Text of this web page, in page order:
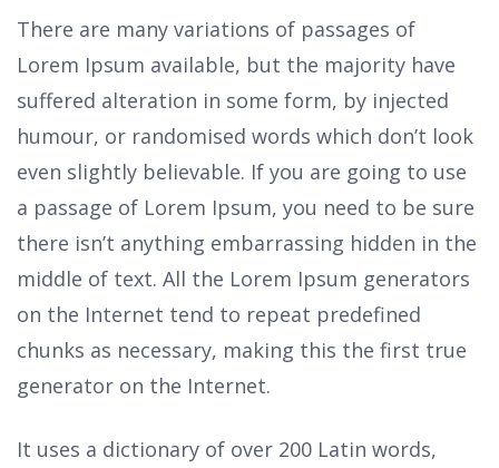
There are many variations of passages of
Lorem Ipsum available, but the majority have
suffered alteration in some form, by injected
humour, or randomised words which don’t look
even slightly believable. If you are going to use
a passage of Lorem Ipsum, you need to be sure
there isn’t anything embarrassing hidden in the
middle of text. All the Lorem Ipsum generators
on the Internet tend to repeat predefined
chunks as necessary, making this the first true
generator on the Internet.
It uses a dictionary of over 200 Latin words,